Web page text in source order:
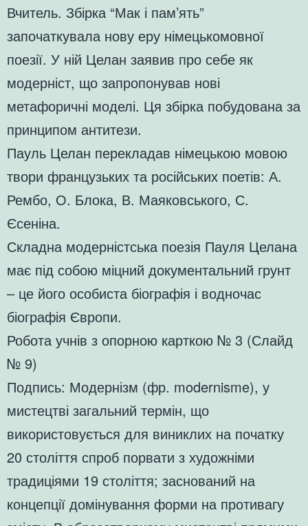
Вчитель. Збірка “Мак і пам’ять”
започаткувала нову еру німецькомовної
поезії. У ній Целан заявив про себе як
модерніст, що запропонував нові
метафоричні моделі. Ця збірка побудована за
принципом антитези.
Пауль Целан перекладав німецькою мовою
твори французьких та російських поетів: А.
Рембо, О. Блока, В. Маяковського, С.
Єсеніна.
Складна модерністська поезія Пауля Целана
має під собою міцний документальний грунт
– це його особиста біографія і водночас
біографія Європи.
Робота учнів з опорною карткою № 3 (Слайд
№ 9)
Подпись: Модернізм (фр. modernisme), у
мистецтві загальний термін, що
використовується для виниклих на початку
20 століття спроб порвати з художніми
традиціями 19 століття; заснований на
концепції домінування форми на противагу